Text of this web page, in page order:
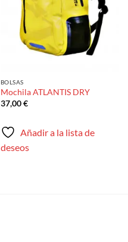
BOLSAS
Mochila ATLANTIS DRY
37,00€
Añadir a la lista de
deseos